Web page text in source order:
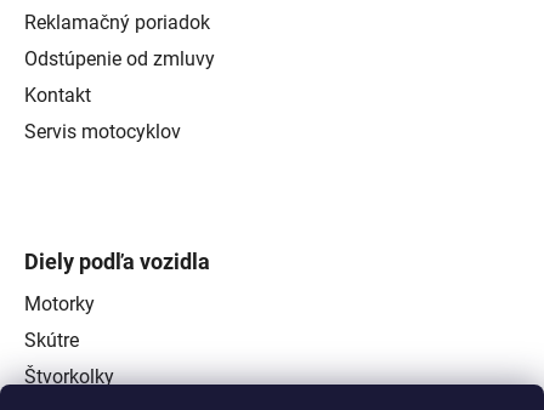
Reklamačný poriadok
Odstúpenie od zmluvy
Kontakt
Servis motocyklov
Diely podľa vozidla
Motorky
Skútre
Štvorkolky